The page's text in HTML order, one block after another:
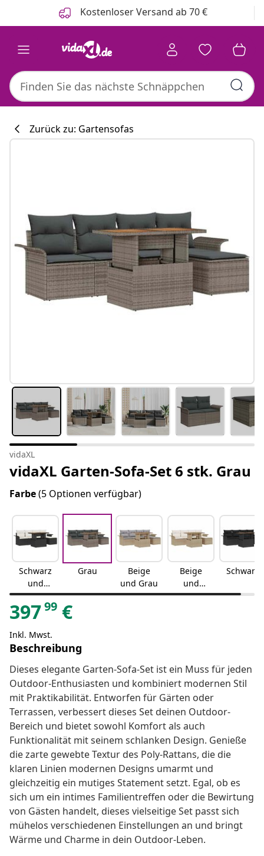
Kostenloser Versand ab 70 €
Zurück zu: Gartensofas
vidaXL
vidaXL Garten-Sofa-Set 6 stk. Grau
Farbe(5 Optionen verfügbar)
Schwarz
und
Creme
Grau
Beige
und Grau
Beige
und
Creme
Schwarz
39799 €
Inkl. Mwst.
Beschreibung
Dieses elegante Garten-Sofa-Set ist ein Muss für jeden
Outdoor-Enthusiasten und kombiniert modernen Stil
mit Praktikabilität. Entworfen für Gärten oder
Terrassen, verbessert dieses Set deinen Outdoor-
Bereich und bietet sowohl Komfort als auch
Funktionalität mit seinem schlanken Design. Genieße
die zarte gewebte Textur des Poly-Rattans, die die
klaren Linien modernen Designs umarmt und
gleichzeitig ein mutiges Statement setzt. Egal, ob es
sich um ein intimes Familientreffen oder die Bewirtung
von Gästen handelt, dieses vielseitige Set passt sich
mühelos verschiedenen Einstellungen an und bringt
Wärme und Charme in dein Outdoor-Leben.